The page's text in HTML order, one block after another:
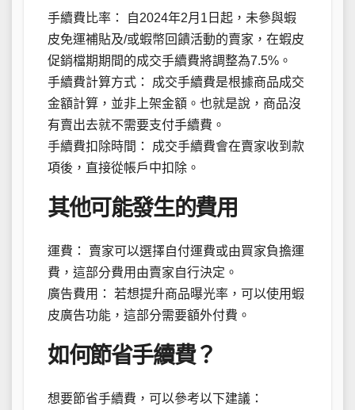
手續費比率： 自2024年2月1日起，未參與蝦
皮免運補貼及/或蝦幣回饋活動的賣家，在蝦皮
促銷檔期期間的成交手續費將調整為7.5%。
手續費計算方式： 成交手續費是根據商品成交
金額計算，並非上架金額。也就是說，商品沒
有賣出去就不需要支付手續費。
手續費扣除時間： 成交手續費會在賣家收到款
項後，直接從帳戶中扣除。
其他可能發生的費用
運費： 賣家可以選擇自付運費或由買家負擔運
費，這部分費用由賣家自行決定。
廣告費用： 若想提升商品曝光率，可以使用蝦
皮廣告功能，這部分需要額外付費。
如何節省手續費？
想要節省手續費，可以參考以下建議：